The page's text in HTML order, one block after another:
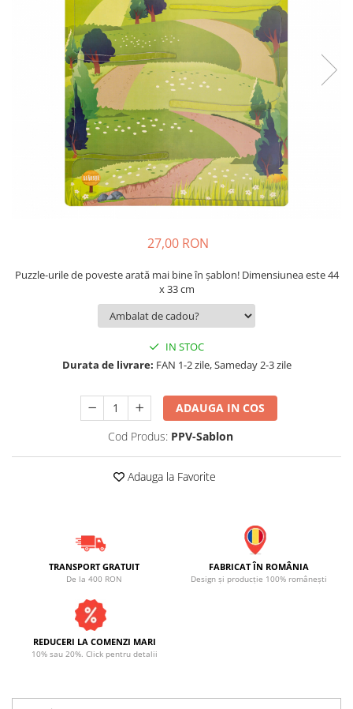
11 - 14 Ani
Colecția Păcălici
TOATE JOCURILE
27,00 RON
Puzzle-urile de poveste arată mai bine în șablon! Dimensiunea este 44
x 33 cm
IN STOC
Durata de livrare: FAN 1-2 zile, Sameday 2-3 zile
ADAUGA IN COS
Cod Produs: PPV-Sablon
Adauga la Favorite
TRANSPORT GRATUIT
De la 400 RON
FABRICAT ÎN ROMÂNIA
Design și producție 100% românești
REDUCERI LA COMENZI MARI
10% sau 20%. Click pentru detalii